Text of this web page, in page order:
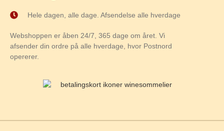
Hele dagen, alle dage. Afsendelse alle hverdage
Webshoppen er åben 24/7, 365 dage om året. Vi
afsender din ordre på alle hverdage, hvor Postnord
opererer.